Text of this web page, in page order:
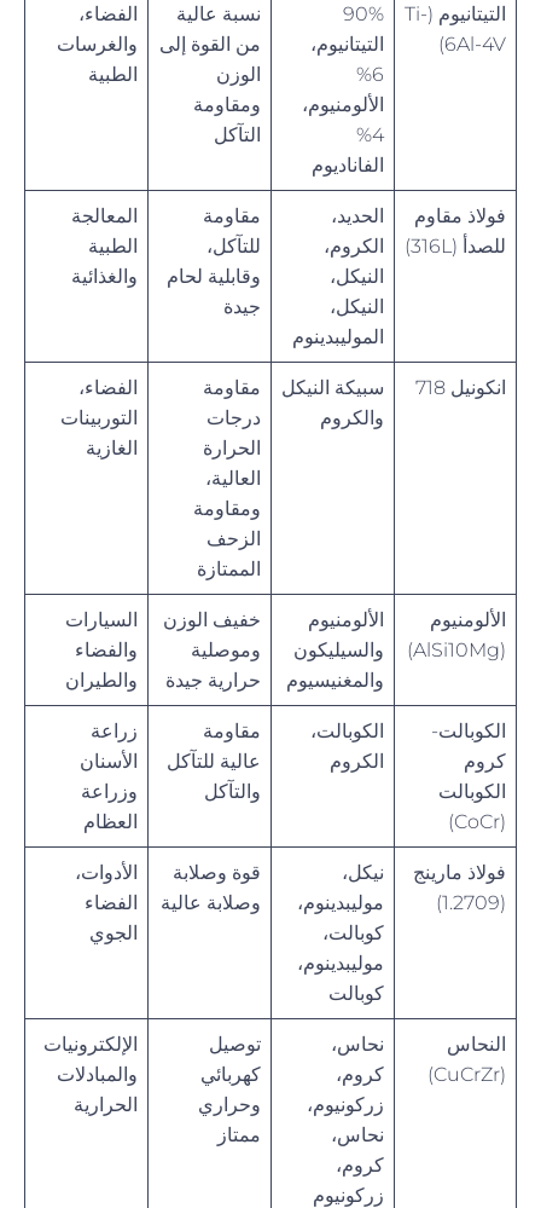
التيتانيوم (Ti-
6Al-4V)
90%
التيتانيوم،
6%
الألومنيوم،
4%
الفاناديوم
نسبة عالية
من القوة إلى
الوزن
ومقاومة
التآكل
الفضاء،
والغرسات
الطبية
فولاذ مقاوم
للصدأ (316L)
الحديد،
الكروم،
النيكل،
النيكل،
الموليبدينوم
مقاومة
للتآكل،
وقابلية لحام
جيدة
المعالجة
الطبية
والغذائية
انكونيل 718
سبيكة النيكل
والكروم
مقاومة
درجات
الحرارة
العالية،
ومقاومة
الزحف
الممتازة
الفضاء،
التوربينات
الغازية
الألومنيوم
(AlSi10Mg)
الألومنيوم
والسيليكون
والمغنيسيوم
خفيف الوزن
وموصلية
حرارية جيدة
السيارات
والفضاء
والطيران
الكوبالت-
كروم
الكوبالت
(CoCr)
الكوبالت،
الكروم
مقاومة
عالية للتآكل
والتآكل
زراعة
الأسنان
وزراعة
العظام
فولاذ مارينج
(1.2709)
نيكل،
موليبدينوم،
كوبالت،
موليبدينوم،
كوبالت
قوة وصلابة
وصلابة عالية
الأدوات،
الفضاء
الجوي
النحاس
(CuCrZr)
نحاس،
كروم،
زركونيوم،
نحاس،
كروم،
زركونيوم
توصيل
كهربائي
وحراري
ممتاز
الإلكترونيات
والمبادلات
الحرارية